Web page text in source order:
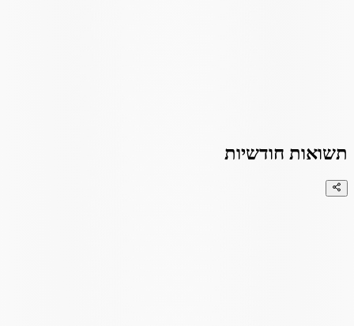
תשואות חודשיות